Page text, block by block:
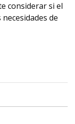
considerar si el
de